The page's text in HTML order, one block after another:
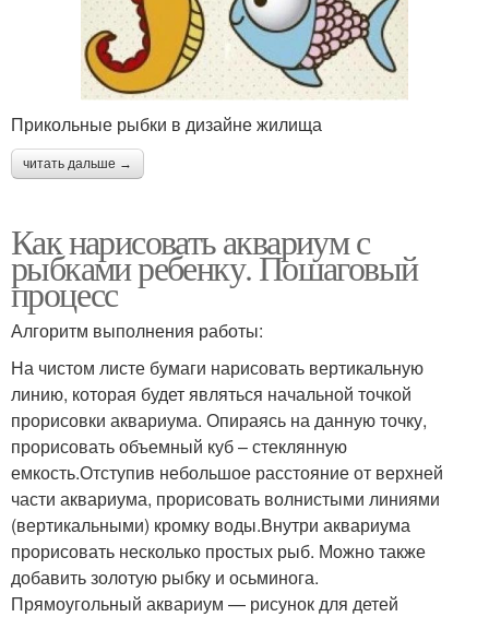
Прикольные рыбки в дизайне жилища
читать дальше →
Как нарисовать аквариум с
рыбками ребенку. Пошаговый
процесс
Алгоритм выполнения работы:
На чистом листе бумаги нарисовать вертикальную
линию, которая будет являться начальной точкой
прорисовки аквариума. Опираясь на данную точку,
прорисовать объемный куб – стеклянную
емкость.Отступив небольшое расстояние от верхней
части аквариума, прорисовать волнистыми линиями
(вертикальными) кромку воды.Внутри аквариума
прорисовать несколько простых рыб. Можно также
добавить золотую рыбку и осьминога.
Прямоугольный аквариум — рисунок для детей